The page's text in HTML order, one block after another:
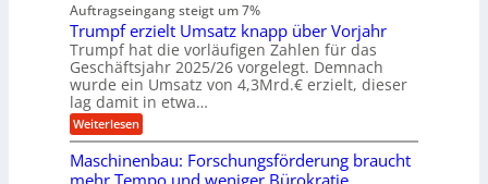
e
n
b
a
u
a
u
f
e
n
f
ü
h
r
u
n
g
e
n
r
t
u
n
g
s
r
e
e
Auftragseingang steigt um 7%
Trumpf erzielt Umsatz knapp über Vorjahr
Trumpf hat die vorläufigen Zahlen für das
Geschäftsjahr 2025/26 vorgelegt. Demnach
wurde ein Umsatz von 4,3Mrd.€ erzielt, dieser
lag damit in etwa…
Weiterlesen:
T
u
Maschinenbau: Forschungsförderung braucht
mehr Tempo und weniger Bürokratie